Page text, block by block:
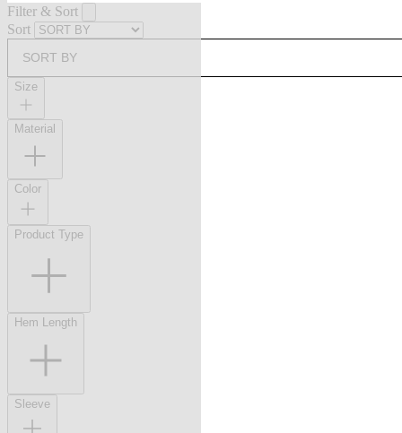
Filter & Sort
Sort
SORT BY
Size
Material
Color
Product Type
Hem Length
Sleeve